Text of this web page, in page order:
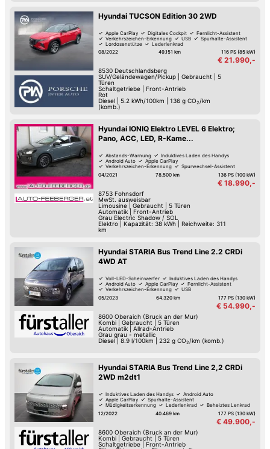
Hyundai TUCSON Edition 30 2WD
Apple CarPlay Digitales Cockpit
Fernlicht-Assistent
Verkehrszeichen-Erkennung
USB
Spurhalte-Assistent
Lordosenstütze
Lederlenkrad
08/2022
49.151 km 116 PS (85 kW)
€ 21.990,-
8530 Deutschlandsberg
SUV/Geländewagen/Pickup| Gebraucht|
5
Türen
Schaltgetriebe|
Front-Antrieb
Rot
Diesel
5.2 kWh/100km 136 g CO2/km
(komb.)
Hyundai IONIQ Elektro LEVEL 6 Elektro;
Pano, ACC, LED, R-Kame...
Abstands-Warnung
Induktives Laden des Handys
Android Auto
Apple CarPlay
Verkehrszeichen-Erkennung
Spurwechsel-Assistent
Spurhalte-Assistent
Hochwertiges Sound-System
04/2021 78.500 km 136 PS (100 kW)
€ 18.990,-
8753 Fohnsdorf
MwSt. ausweisbar
Limousine| Gebraucht|
5 Türen
Automatik| Front-Antrieb
Grau Electric Shadow / SOL
Elektro
Kapazität: 38 kWh | Reichweite: 311
km
Hyundai STARIA Bus Trend Line 2.2 CRDi
4WD AT
Voll-LED-Scheinwerfer
Induktives Laden des Handys
Android Auto
Apple CarPlay
Fernlicht-Assistent
Verkehrszeichen-Erkennung
USB
Spurwechsel-Assistent
05/2023 64.320 km 177 PS (130 kW)
€ 54.990,-
8600 Oberaich (Bruck an der Mur)
Kombi| Gebraucht|
5 Türen
Automatik| Allrad-Antrieb
Grau grau - metallic
Diesel
8.9 l/100km 232 g CO2/km (komb.)
Hyundai STARIA Bus Trend Line 2,2 CRDi
2WD m2dt1
Induktives Laden des Handys
Android Auto
Apple CarPlay
Spurhalte-Assistent
Müdigkeitserkennung
Lederlenkrad
Beheiztes Lenkrad
Armstütze
12/2022 40.469 km 177 PS (130 kW)
€ 49.900,-
8600 Oberaich (Bruck an der Mur)
Kombi| Gebraucht|
5 Türen
Schaltgetriebe|
Front-Antrieb